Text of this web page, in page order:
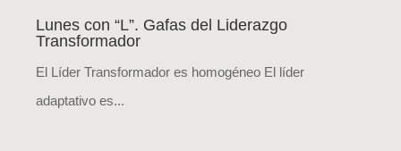
Lunes con “L”. Gafas del Liderazgo
Transformador
El Líder Transformador es homogéneo El líder
adaptativo es...